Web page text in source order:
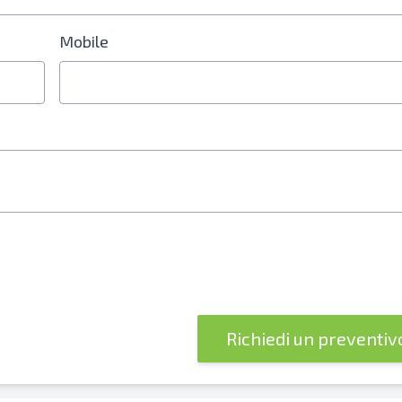
Mobile
Richiedi un